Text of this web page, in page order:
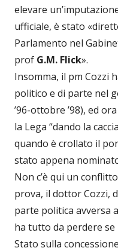
elevare
ufficiale, è stato
Parlamento nel
prof G.M. Flick».
Insomma, il pm Cozzi
politico e di parte nel
’96-ottobre ’98), ed
la Lega “dando la
quando è crollato il
stato appena
Non c’è qui un
prova, il dottor Cozzi,
parte politica avversa
ha tutto da perdere
Stato sulla